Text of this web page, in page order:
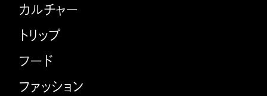
カルチャー
トリップ
フード
ファッション